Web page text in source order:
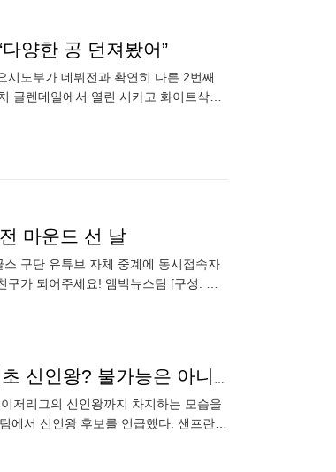
양한 공 던져봤어”
노부가 데뷔전과 확연히 다른 2번째
글렌데일에서 열린 시카고 화이트삭스
마운드 선 날
구단 유튜브 자체 중계에 동시접속자
가 되어주세요! 엠빅뉴스팀 [구성: 이
김하성은 3년 걸린 업적, 이정후는 단 1년 만에 해낼까…韓 최초 신인왕? 불가능은 아니다
저리그의 신인왕까지 차지하는 모습을
에서 신인왕 후보를 언급했다. 샌프란시